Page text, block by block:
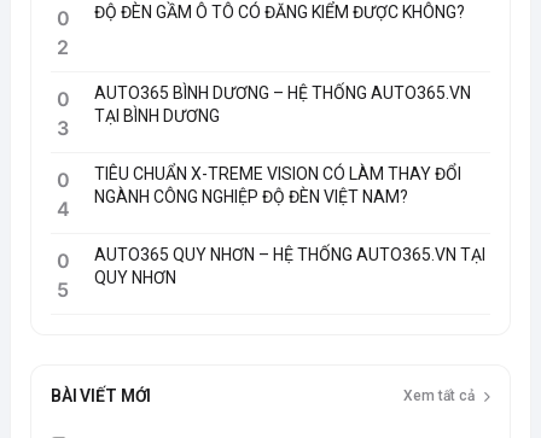
0
2
ĐỘ ĐÈN GẦM Ô TÔ CÓ ĐĂNG KIỂM ĐƯỢC KHÔNG?
0
3
AUTO365 BÌNH DƯƠNG – HỆ THỐNG AUTO365.VN
TẠI BÌNH DƯƠNG
0
4
TIÊU CHUẨN X-TREME VISION CÓ LÀM THAY ĐỔI
NGÀNH CÔNG NGHIỆP ĐỘ ĐÈN VIỆT NAM?
0
5
AUTO365 QUY NHƠN – HỆ THỐNG AUTO365.VN TẠI
QUY NHƠN
BÀI VIẾT MỚI Xem tất cả